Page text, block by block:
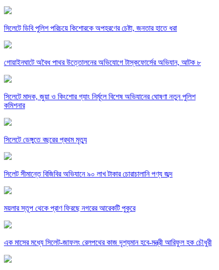
সিলেটে ডিবি পুলিশ পরিচয়ে কিশোরকে অপহরণের চেষ্টা, জনতার হাতে ধরা
গোয়াইনঘাটে অবৈধ পাথর উত্তোলনের অভিযোগে টাস্কফোর্সের অভিযান, আটক ৮
সিলেটে মাদক, জুয়া ও কিংশোর গ্যাং নির্মূলে বিশেষ অভিযানের ঘোষণা নতুন পুলিশ
কমিশনার
সিলেটে ডেঙ্গুতে বছরের প্রথম মৃত্যু
সিলেট সীমান্তে বিজিবির অভিযানে ৯০ লাখ টাকার চোরাচালানি পণ্য জব্দ
ময়লার স্তূপ থেকে প্রাণ ফিরছে নগরের আরেকটি পুকুরে
এক মাসের মধ্যে সিলেট-জাফলং রেলপথের কাজ দৃশ্যমান হবে-মন্ত্রী আরিফুল হক চৌধুরী